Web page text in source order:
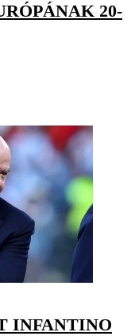
20-
INFANTINO